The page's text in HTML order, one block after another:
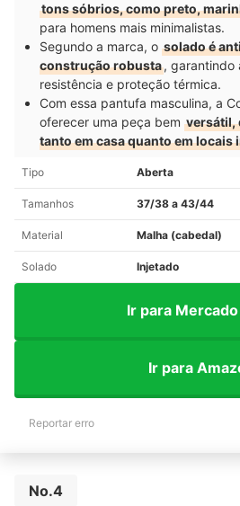
tons sóbrios, como preto,
para homens mais minimalistas.
Segundo a marca, o solado é
construção robusta, garantindo
resistência e proteção térmica.
Com essa pantufa masculina, a
oferecer uma peça bem versátil,
tanto em casa quanto em locais
Tipo Aberta
Tamanhos 37/38 a 43/44
Material Malha (cabedal)
Solado Injetado
Ir para
Ir para
Reportar erro
No.4